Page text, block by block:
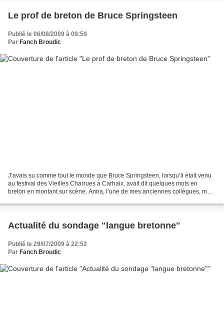
Le prof de breton de Bruce Springsteen
Publié le 06/08/2009 à 09:59
Par Fanch Broudic
J’avais su comme tout le monde que Bruce Springsteen, lorsqu’il était venu
au festival des Vieilles Charrues à Carhaix, avait dit quelques mots en
breton en montant sur scène. Anna, l’une de mes anciennes collègues, me
Actualité du sondage "langue bretonne"
Publié le 29/07/2009 à 22:52
Par Fanch Broudic